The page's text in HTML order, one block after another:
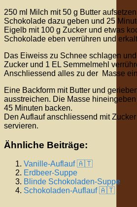
250 ml Milch mit 50 g Butter
Schokolade dazu geben und 25
Eigelb mit 100 g Zucker und etwas
Schokolade eben verrühren und
Das Eiweiss zu Schnee schlagen
Zucker und 1 EL Semmelmehl
Anschliessend alles zu der Masse
Eine Backform mit Butter und
ausstreichen. Die Masse
45 Minuten backen.
Den Auflauf anschliessend mit
servieren.
Ähnliche Beiträge:
Vanille-Auflauf 🇦🇹
Erdbeer-Suppe
Blinde Schokoladen-Suppe
Schokoladen-Auflauf 🇦🇹